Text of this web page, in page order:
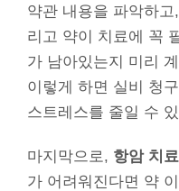
약관 내용을 파악하
리고 약이 치료에 꼭
가 남아있는지 미리
이렇게 하면 실비 청
스트레스를 줄일 수
마지막으로, 항암 치
가 어려워진다면 약